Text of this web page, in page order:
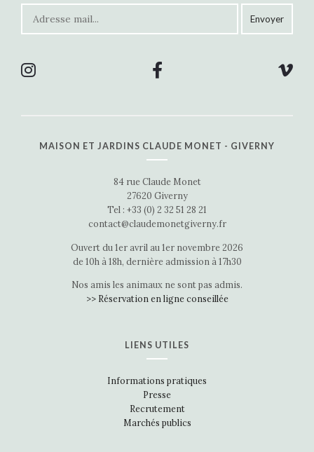
MAISON ET JARDINS CLAUDE MONET - GIVERNY
84 rue Claude Monet
27620 Giverny
Tel : +33 (0) 2 32 51 28 21
contact@claudemonetgiverny.fr
Ouvert du 1er avril au 1er novembre 2026
de 10h à 18h, dernière admission à 17h30
Nos amis les animaux ne sont pas admis.
>> Réservation en ligne conseillée
LIENS UTILES
Informations pratiques
Presse
Recrutement
Marchés publics